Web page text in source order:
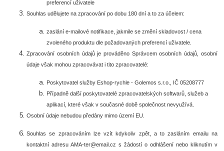
preferencí uživatele
Souhlas udělujete na zpracování po dobu 180 dní a to za účelem:
zaslání e-mailové notifikace, jakmile se změní skladovost / cena
zvoleného produktu dle požadovaných preferencí uživatele.
Zpracování osobních údajů je prováděno Správcem osobních údajů, osobní
údaje však mohou zpracovávat i tito zpracovatelé:
Poskytovatel služby Eshop-rychle - Golemos s.r.o., IČ 05208777
Případně další poskytovatelé zpracovatelských softwarů, služeb a
aplikací, které však v současné době společnost nevyužívá.
Osobní údajenebudoupředány mimo území EU.
Souhlas se zpracováním lze vzít kdykoliv zpět, a to zasláním emailu na
kontaktní adresu AMA-ter@email.cz s žádostí o odhlášení nebo kliknutím v